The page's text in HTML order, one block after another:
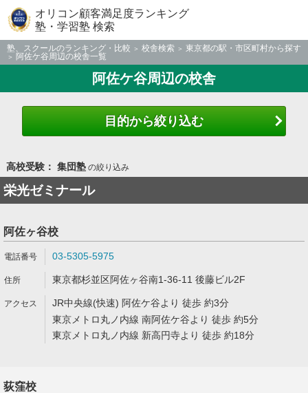
オリコン顧客満足度ランキング
塾・学習塾 検索
塾、スクールのランキング・比較 校舎検索
東京都の駅・市区町村から探す
阿佐ケ谷周辺の校舎一覧
阿佐ケ谷周辺の校舎
目的から絞り込む
高校受験： 集団塾の絞り込み
栄光ゼミナール
阿佐ヶ谷校
03-5305-5975
東京都杉並区阿佐ヶ谷南1-36-11 後藤ビル2F
JR中央線(快速) 阿佐ケ谷より 徒歩 約3分
東京メトロ丸ノ内線 南阿佐ケ谷より 徒歩 約5分
東京メトロ丸ノ内線 新高円寺より 徒歩 約18分
荻窪校